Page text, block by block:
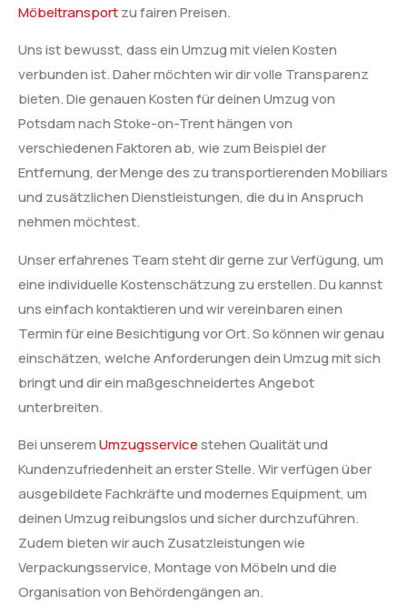
Möbeltransportzu fairen Preisen.
Uns ist bewusst, dass ein Umzug mit vielen Kosten
verbunden ist. Daher möchten wir dir volle Transparenz
bieten. Die genauen Kosten für deinen Umzug von
Potsdam nach Stoke-on-Trent hängen von
verschiedenen Faktoren ab, wie zum Beispiel der
Entfernung, der Menge des zu transportierenden Mobiliars
und zusätzlichen Dienstleistungen, die du in Anspruch
nehmen möchtest.
Unser erfahrenes Team steht dir gerne zur Verfügung, um
eine individuelle Kostenschätzung zu erstellen. Du kannst
uns einfach kontaktieren und wir vereinbaren einen
Termin für eine Besichtigung vor Ort. So können wir genau
einschätzen, welche Anforderungen dein Umzug mit sich
bringt und dir ein maßgeschneidertes Angebot
unterbreiten.
Bei unseremUmzugsservicestehen Qualität und
Kundenzufriedenheit an erster Stelle. Wir verfügen über
ausgebildete Fachkräfte und modernes Equipment, um
deinen Umzug reibungslos und sicher durchzuführen.
Zudem bieten wir auch Zusatzleistungen wie
Verpackungsservice, Montage von Möbeln und die
Organisation von Behördengängen an.